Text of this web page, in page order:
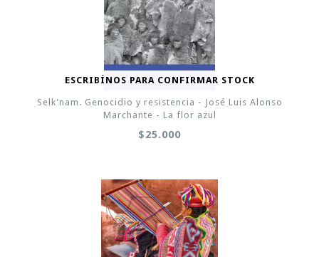
ESCRIBÍNOS PARA CONFIRMAR STOCK
Selk'nam. Genocidio y resistencia - José Luis Alonso
Marchante - La flor azul
$25.000